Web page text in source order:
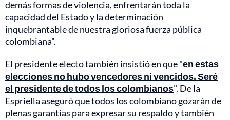
demás formas de violencia, enfrentarán toda la
capacidad del Estado y la determinación
inquebrantable de nuestra gloriosa fuerza pública
colombiana”.
El presidente electo también insistió en que "en estas
elecciones no hubo vencedores ni vencidos. Seré
el presidente de todos los colombianos". De la
Espriella aseguró que todos los colombiano gozarán de
plenas garantías para expresar su respaldo y también